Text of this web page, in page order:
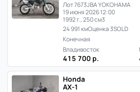
Лот 7673JBA YOKOHAMA
19 июня 2026 12:00
1992 г., 250 см3
24 991 кмОценка 3SOLD
Конечная
Владивосток
415 700 р.
Honda
AX-1